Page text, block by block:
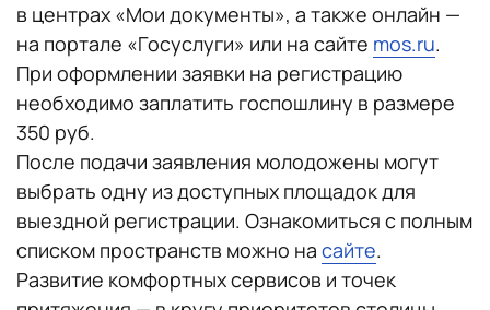
в центрах «Мои документы», а также онлайн —
на портале «Госуслуги» или на сайте mos.ru.
При оформлении заявки на регистрацию
необходимо заплатить госпошлину в размере
350 руб.
После подачи заявления молодожены могут
выбрать одну из доступных площадок для
выездной регистрации. Ознакомиться с полным
списком пространств можно на сайте.
Развитие комфортных сервисов и точек